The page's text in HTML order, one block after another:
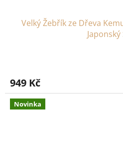
Velký Žebřík ze Dřeva
Japonský
949 Kč
Novinka